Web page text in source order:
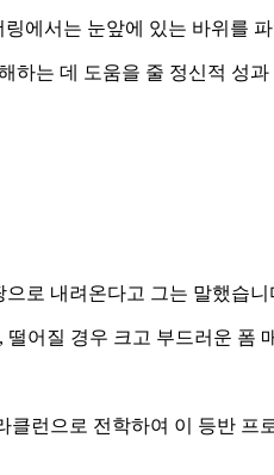
에서는 눈앞에 있는 바위를
하는 데 도움을 줄 정신적 성
로 내려온다고 그는 말했습니
어질 경우 크고 부드러운 폼
런으로 전학하여 이 등반